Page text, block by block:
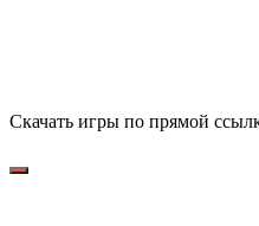
Скачать игры по прямой